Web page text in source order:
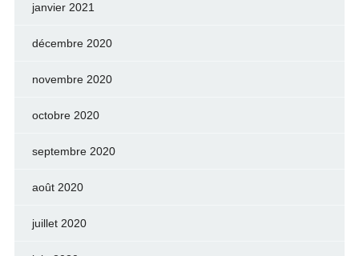
janvier 2021
décembre 2020
novembre 2020
octobre 2020
septembre 2020
août 2020
juillet 2020